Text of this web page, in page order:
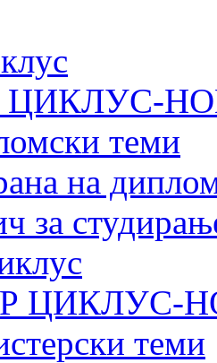
ЦИКЛУС-
теми
на
за
ЦИКЛУС-
теми